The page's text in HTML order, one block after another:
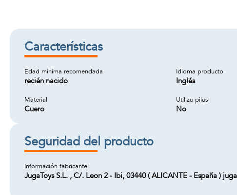
Características
Edad minima recomendada
recién nacido
Idioma producto
Inglés
Material
Cuero
Utiliza pilas
No
Seguridad del producto
Información fabricante
JugaToys S.L. , C/. Leon 2 - Ibi, 03440 ( ALICANTE - España )